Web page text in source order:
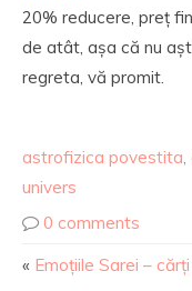
20% reducere, preț
de atât, așa că nu
regreta, vă promit.
astrofizica povestita,
univers
0 comments
« Emoțiile Sarei –